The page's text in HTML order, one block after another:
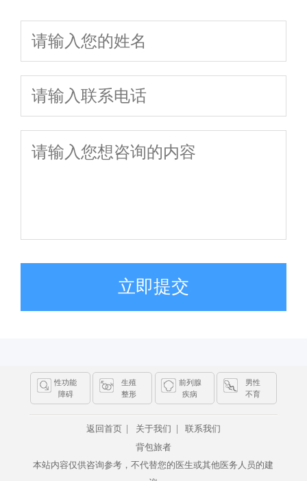
立即提交
性功能
障碍
生殖
整形
前列腺
疾病
男性
不育
返回首页 | 关于我们 |
联系我们
背包旅者
本站内容仅供咨询参考，不代替您的医生或其他医务人员的建